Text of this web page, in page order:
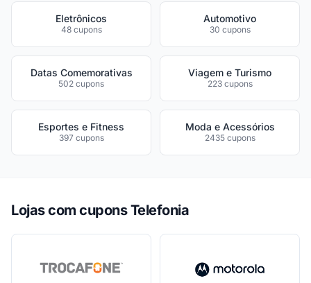
Eletrônicos
48 cupons
Automotivo
30 cupons
Datas Comemorativas
502 cupons
Viagem e Turismo
223 cupons
Esportes e Fitness
397 cupons
Moda e Acessórios
2435 cupons
Lojas com cupons Telefonia